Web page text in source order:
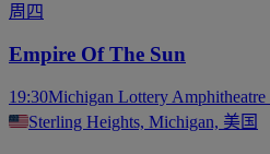
周四
Empire Of The Sun
19:30Michigan Lottery Amphitheatre
Sterling Heights, Michigan, 美国